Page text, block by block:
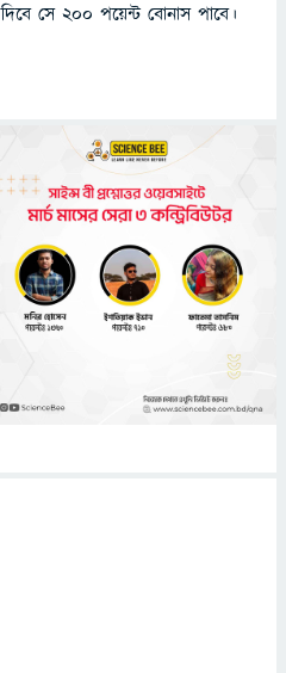
দিবে সে ২০০ পয়েন্ট বোনাস পাবে।